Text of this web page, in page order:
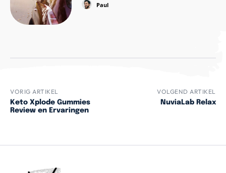
Paul
VORIG ARTIKEL
Keto Xplode Gummies
Review en Ervaringen
VOLGEND ARTIKEL
NuviaLab Relax